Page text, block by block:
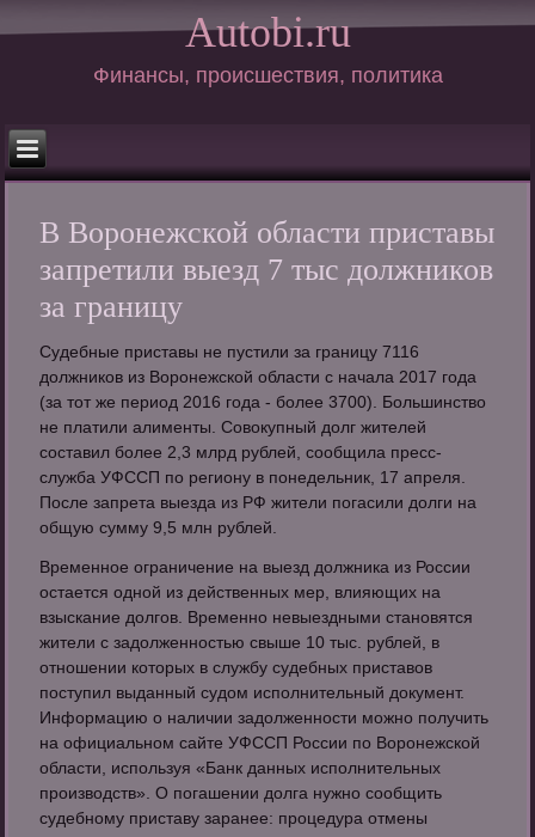
Autobi.ru
Финансы, происшествия, политика
В Воронежской области приставы
запретили выезд 7 тыс должников
за границу
Судебные приставы не пустили за границу 7116
должников из Воронежской области с начала 2017 года
(за тот же период 2016 года - более 3700). Большинство
не платили алименты. Совокупный долг жителей
составил более 2,3 млрд рублей, сообщила пресс-
служба УФССП по региону в понедельник, 17 апреля.
После запрета выезда из РФ жители погасили долги на
общую сумму 9,5 млн рублей.
Временное ограничение на выезд должника из России
остается одной из действенных мер, влияющих на
взыскание долгов. Временно невыездными становятся
жители с задолженностью свыше 10 тыс. рублей, в
отношении которых в службу судебных приставов
поступил выданный судом исполнительный документ.
Информацию о наличии задолженности можно получить
на официальном сайте УФССП России по Воронежской
области, используя «Банк данных исполнительных
производств». О погашении долга нужно сообщить
судебному приставу заранее: процедура отмены